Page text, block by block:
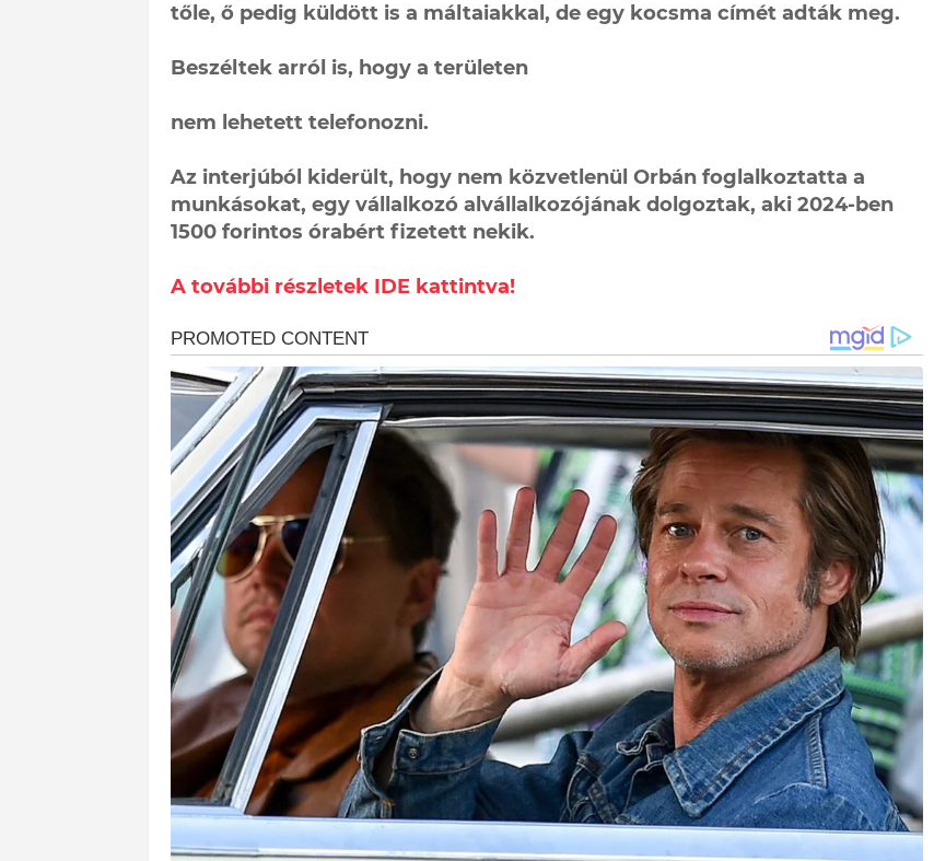
tőle, ő pedig küldött is a máltaiakkal, de egy kocsma címét adták meg.
Beszéltek arról is, hogy a területen
nem lehetett telefonozni.
Az interjúból kiderült, hogy nem közvetlenül Orbán foglalkoztatta a
munkásokat, egy vállalkozó alvállalkozójának dolgoztak, aki 2024-ben
1500 forintos órabért fizetett nekik.
A további részletek IDE kattintva!